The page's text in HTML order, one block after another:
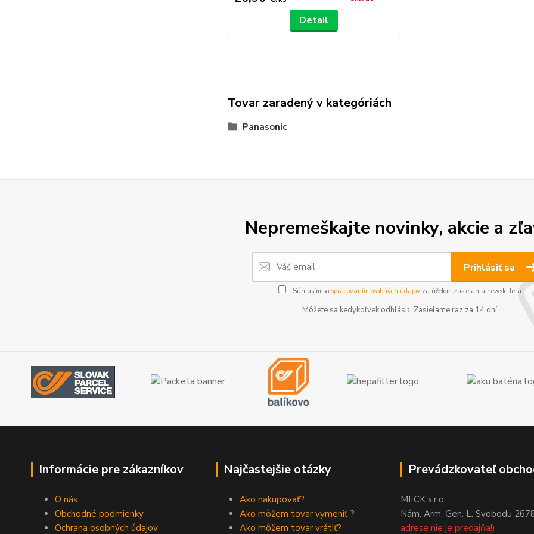
Detail
Tovar zaradený v kategóriách
Panasonic
Nepremeškajte novinky, akcie a
Prihlásiť sa
Súhlasím so spracovaním osobných údajovza účelom zasielania newslettera.
Môžete sa kedykoľvek odhlásiť. Zasielame raz za 14 dní.
Informácie pre zákazníkov
O nás
Obchodné podmienky
Ochrana osobných údajov
Najčastejšie otázky
Ako nakupovať?
Ako môžem tovar vymeniť ?
Ako môžem tovar vrátiť?
Prevádzkovateľ
MECK s.r.o.
Nám. Arm. Gen. L. Svobodu
adrese nie je predajňa!)